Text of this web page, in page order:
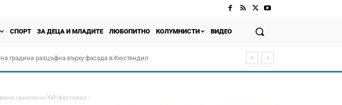
СПОРТ ЗА ДЕЦА И МЛАДИТЕ ЛЮБОПИТНО КОЛУМНИСТИ ВИДЕО
градина разцъфна върху фасада в Кюстендил
приключи XVII фестивал...